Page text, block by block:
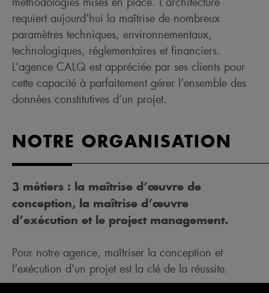
requiert aujourd’hui la maîtrise de nombreux
paramètres techniques, environnementaux,
technologiques, réglementaires et financiers.
L’agence CALQ est appréciée par ses clients pour
cette capacité à parfaitement gérer l’ensemble des
données constitutives d’un projet.
NOTRE ORGANISATION
3 métiers : la maîtrise d’œuvre de
conception, la maîtrise d’œuvre
d’exécution et le project management.
Pour notre agence, maîtriser la conception et
l’exécution d’un projet est la clé de la réussite.